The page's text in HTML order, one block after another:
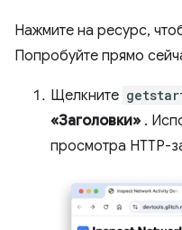
Нажмите на ресурс,
Попробуйте прямо
Щелкните
«Заголовки» .
просмотра HTTP-